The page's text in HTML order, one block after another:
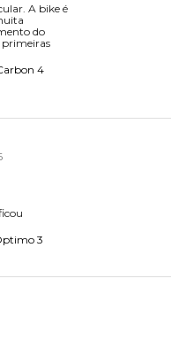
A bike é
do
primeiras
4
3